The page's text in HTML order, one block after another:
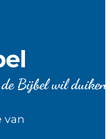
de Bijbel wil
van